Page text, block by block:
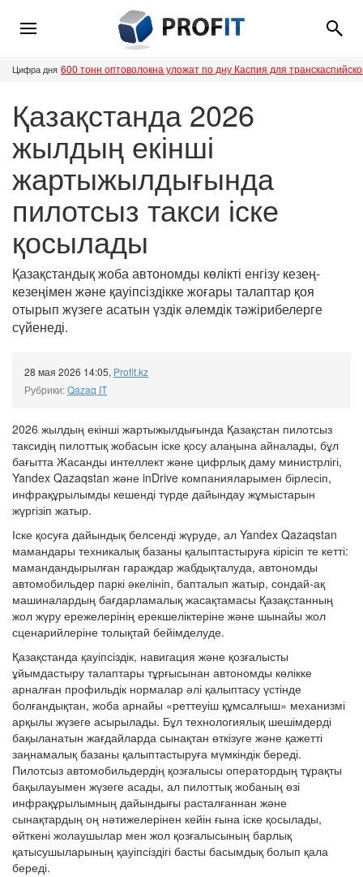
Цифра дня 600 тонн оптоволокна уложат по дну Каспия для
Қазақстанда 2026
жылдың екінші
жартыжылдығында
пилотсыз такси іске
қосылады
Қазақстандық жоба автономды көлікті енгізу кезең-
кезеңімен және қауіпсіздікке жоғары талаптар қоя
отырып жүзеге асатын үздік әлемдік тәжірибелерге
сүйенеді.
28 мая 2026 14:05, Profit.kz
Рубрики:Qazaq IT
2026 жылдың екінші жартыжылдығында Қазақстан пилотсыз
таксидің пилоттық жобасын іске қосу алаңына айналады, бұл
бағытта Жасанды интеллект және цифрлық даму министрлігі,
Yandex Qazaqstan және inDrive компанияларымен бірлесіп,
инфрақұрылымды кешенді түрде дайындау жұмыстарын
жүргізіп жатыр.
Іске қосуға дайындық белсенді жүруде, ал Yandex Qazaqstan
мамандары техникалық базаны қалыптастыруға кірісіп те кетті:
мамандандырылған гараждар жабдықталуда, автономды
автомобильдер паркі әкелініп, бапталып жатыр, сондай-ақ
машиналардың бағдарламалық жасақтамасы Қазақстанның
жол жүру ережелерінің ерекшеліктеріне және шынайы жол
сценарийлеріне толықтай бейімделуде.
Қазақстанда қауіпсіздік, навигация және қозғалысты
ұйымдастыру талаптары тұрғысынан автономды көлікке
арналған профильдік нормалар әлі қалыптасу үстінде
болғандықтан, жоба арнайы «реттеуіш құмсалғыш» механизмі
арқылы жүзеге асырылады. Бұл технологиялық шешімдерді
бақыланатын жағдайларда сынақтан өткізуге және қажетті
заңнамалық базаны қалыптастыруға мүмкіндік береді.
Пилотсыз автомобильдердің қозғалысы оператордың тұрақты
бақылауымен жүзеге асады, ал пилоттық жобаның өзі
инфрақұрылымның дайындығы расталғаннан және
сынақтардың оң нәтижелерінен кейін ғына іске қосылады,
өйткені жолаушылар мен жол қозғалысының барлық
қатысушыларының қауіпсіздігі басты басымдық болып қала
береді.